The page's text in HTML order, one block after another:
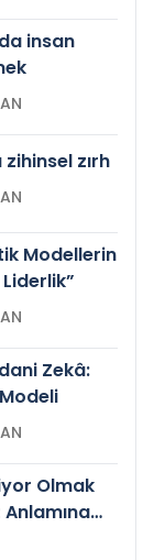
insan
zırh
Modellerin
Zekâ:
Olmak
Anlamına